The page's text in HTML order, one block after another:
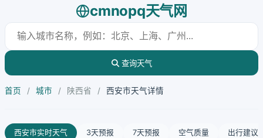
cmnopq天气网
查询天气
首页 / 城市 / 陕西省 / 西安市天气详情
西安市实时天气 3天预报 7天预报 空气质量 出行建议